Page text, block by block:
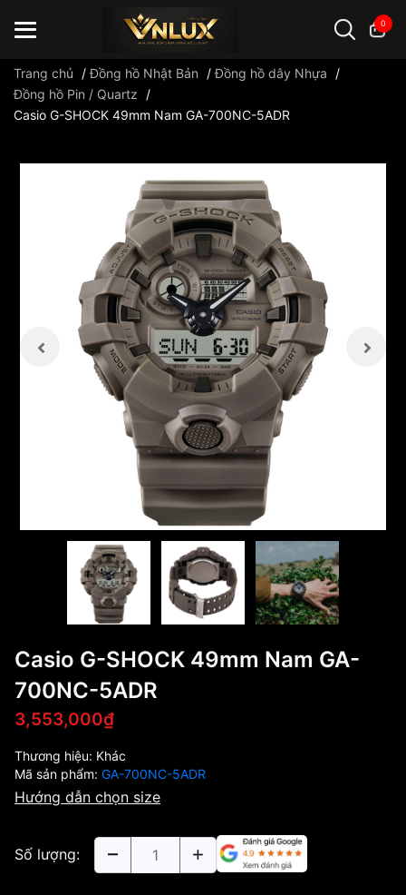
0
Đồng hồ casio đồng hồ G-Shock đồng hồ Orient ...
Trang chủ /Đồng hồ Nhật Bản /Đồng hồ dây Nhựa
/
Đồng hồ Pin / Quartz
/
Casio G-SHOCK 49mm Nam GA-700NC-5ADR
Casio G-SHOCK 49mm Nam GA-
700NC-5ADR
3,553,000₫
Thương hiệu: Khác
Mã sản phẩm: GA-700NC-5ADR
Hướng dẫn chọn size
Số lượng: